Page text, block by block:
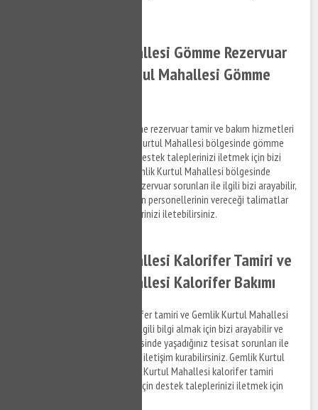
Gemlik Kurtul Mahallesi Gömme Rezervuar
Tamiri - Gemlik Kurtul Mahallesi Gömme
Gemlik Kurtul Mahallesi gömme rezervuar tamir ve bakım hizmetleri
ile ilgili bilgi almak ve Gemlik Kurtul Mahallesi bölgesinde gömme
sifon tamir hizmeti hakkında destek taleplerinizi iletmek için bizi
arayabilir, bilgi alabilirsiniz. Gemlik Kurtul Mahallesi bölgesinde
yaşamış olduğumuz gömme rezervuar sorunları ile ilgili bizi arayabilir,
anlaşmalı olduğumuz firmaların personellerinin vereceği talimatlar
doğrultusunda hizmet taleplerinizi iletebilirsiniz.
Gemlik Kurtul Mahallesi Kalorifer Tamiri ve
Gemlik Kurtul Mahallesi Kalorifer Bakımı
Gemlik Kurtul Mahallesi kalorifer tamiri ve Gemlik Kurtul Mahallesi
kalorifer bakım hizmetleri ile ilgili bilgi almak için bizi arayabilir ve
Gemlik Kurtul Mahallesi bölgesinde yaşadığınız tesisat sorunları ile
ilgili detaylar hakkında bizimle iletişim kurabilirsiniz. Gemlik Kurtul
Mahallesi su tesisat ve Gemlik Kurtul Mahallesi kalorifer tamiri
hizmetleri ile ilgili bilgi almak için destek taleplerinizi iletmek için